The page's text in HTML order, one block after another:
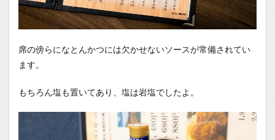
席の傍らになとんかつには欠かせないソースが常備されてい
ます。
もちろん塩も置いてあり、塩は岩塩でしたよ。